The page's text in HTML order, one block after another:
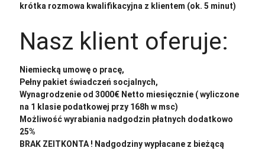
krótka rozmowa kwalifikacyjna z klientem (ok. 5 minut)
Nasz klient oferuje:
Niemiecką umowę o pracę,
Pełny pakiet świadczeń socjalnych,
Wynagrodzenie od 3000€ Netto miesięcznie ( wyliczone
na 1 klasie podatkowej przy 168h w msc)
Możliwość wyrabiania nadgodzin płatnych dodatkowo
25%
BRAK ZEITKONTA ! Nadgodziny wypłacane z bieżącą